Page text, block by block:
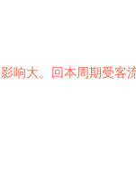
响大。回本周期受客